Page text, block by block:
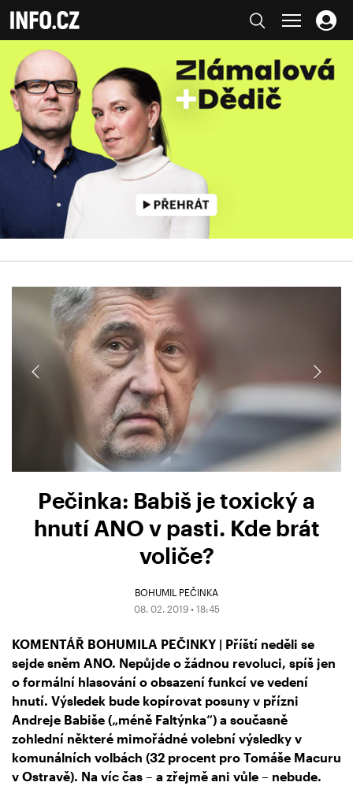
Pečinka: Babiš je toxický a
hnutí ANO v pasti. Kde brát
voliče?
BOHUMIL PEČINKA
08. 02. 2019 • 18:45
KOMENTÁŘ BOHUMILA PEČINKY | Příští neděli se
sejde sněm ANO. Nepůjde o žádnou revoluci, spíš jen
o formální hlasování o obsazení funkcí ve vedení
hnutí. Výsledek bude kopírovat posuny v přízni
Andreje Babiše („méně Faltýnka“) a současně
zohlední některé mimořádné volební výsledky v
komunálních volbách (32 procent pro Tomáše Macuru
v Ostravě). Na víc čas – a zřejmě ani vůle – nebude.